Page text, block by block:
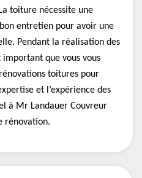
toiture nécessite une
entretien pour avoir une
Pendant la réalisation des
que vous vous
toitures pour
et l’expérience des
à Mr Landauer Couvreur
rénovation.